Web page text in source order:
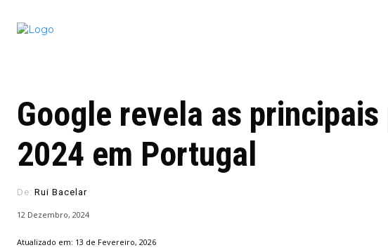
Google revela as
2024 em Portugal
De: Rui Bacelar
12 Dezembro, 2024
Atualizado em: 13 de Fevereiro, 2026